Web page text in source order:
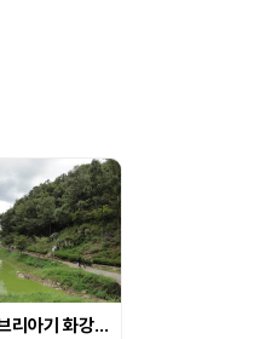
만연사 선캄브리아기 화강편마암 (무등산권 국가지질공원)